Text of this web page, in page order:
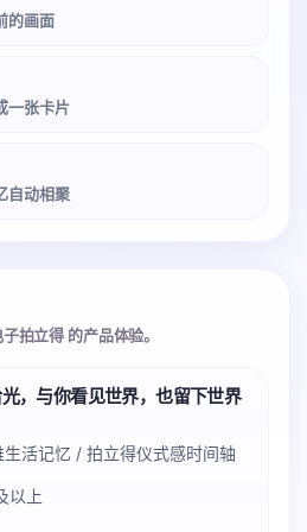
的画面
一张卡片
自动相聚
拍立得 的产品体验。
，与你看见世界，也留下世界
活记忆 / 拍立得仪式感时间轴
以上